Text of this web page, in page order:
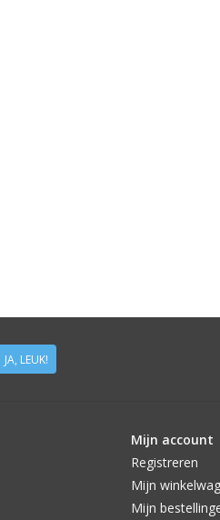
JA, LEUK!
Mijn account
Registreren
Mijn
Mijn